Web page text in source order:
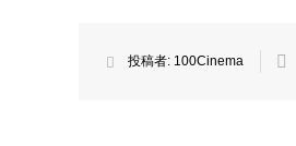
投稿者: 100Cinema